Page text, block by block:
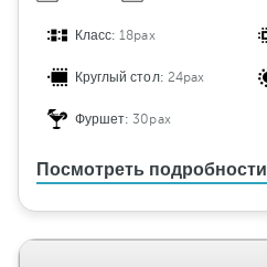
Класс:18pax
Круглый стол: 24pax
Фуршет:30pax
Посмотреть подробности